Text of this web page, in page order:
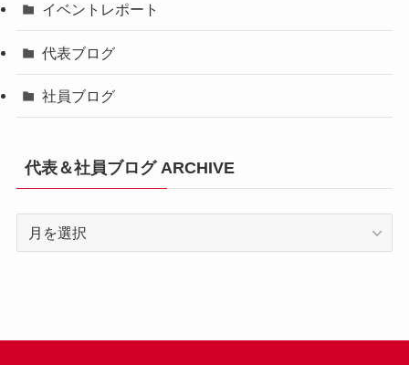
イベントレポート
代表ブログ
社員ブログ
代表＆社員ブログ ARCHIVE
ブ